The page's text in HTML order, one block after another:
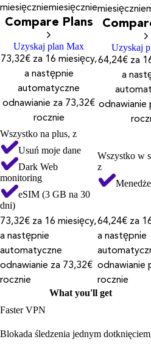
miesięczniemiesięcznie
Compare Plans
Uzyskaj plan Max
73,32€ za 16 miesięcy,
a następnie
automatyczne
odnawianie za 73,32€
rocznie
miesięcznie
Uzyskaj
64,24€ za
a
odnawianie
Wszystko na plus, z
Usuń moje dane
Dark Web
monitoring
eSIM (3 GB na 30
dni)
Wszystko w
z
73,32€ za 16 miesięcy,
a następnie
automatyczne
odnawianie za 73,32€
rocznie
64,24€ za
a następnie
odnawianie
rocznie
What you'll get
Faster VPN
Blokada śledzenia jednym dotknięciem